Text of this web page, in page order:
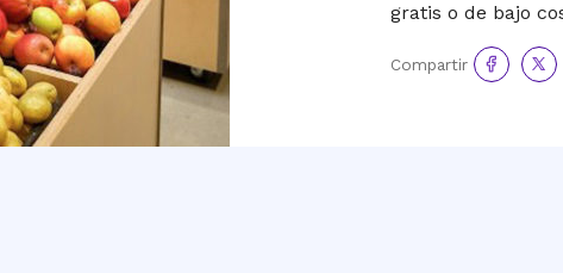
gratis o de bajo
Compartir Compartir
en
en